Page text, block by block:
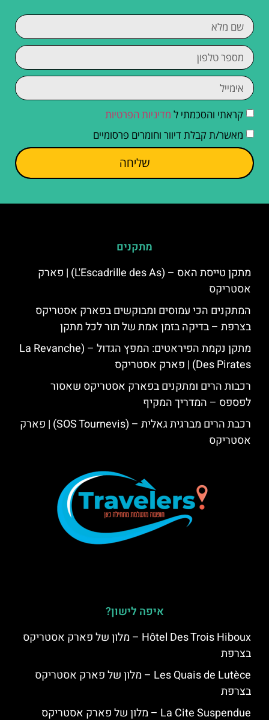
קראתי והסכמתי ל מדיניות הפרטיות
מאשר/ת קבלת דיוור וחומרים פרסומיים
שליחה
מתקנים
מתקן טייסת האס – (L'Escadrille des As) | פארק
אסטריקס
המתקנים הכי עמוסים ומבוקשים בפארק אסטריקס
בצרפת – בדיקה בזמן אמת של תור לכל מתקן
מתקן נקמת הפיראטים: המפץ הגדול – (La Revanche
Des Pirates) | פארק אסטריקס
רכבות הרים ומתקנים בפארק אסטריקס שאסור
לפספס – המדריך המקיף
רכבת הרים מברגית גאלית – (SOS Tournevis) | פארק
אסטריקס
איפה לישון?
Hôtel Des Trois Hiboux – מלון של פארק אסטריקס
בצרפת
Les Quais de Lutèce – מלון של פארק אסטריקס
בצרפת
La Cite Suspendue – מלון של פארק אסטריקס